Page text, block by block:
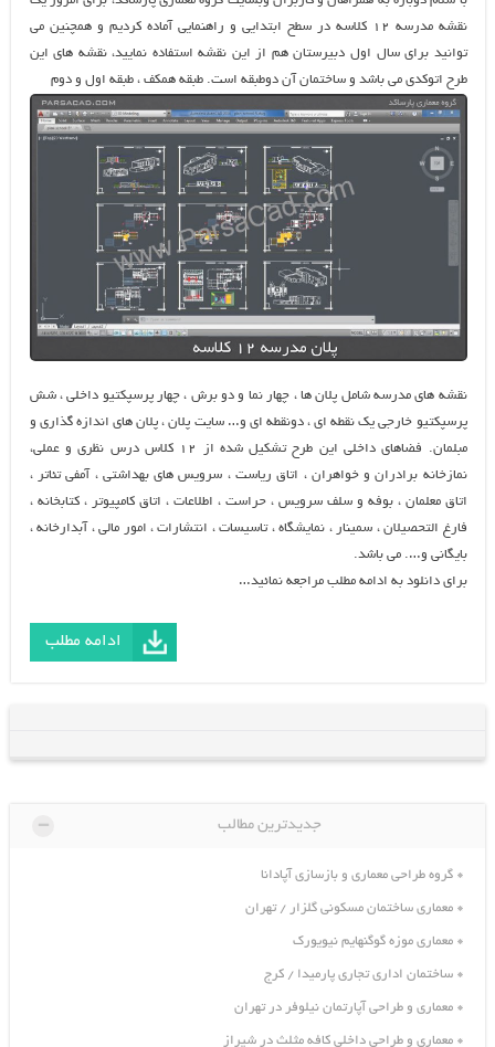
نقشه مدرسه ۱۲ کلاسه در سطح ابتدایی و راهنمایی آماده کردیم و همچنین می
توانید برای سال اول دبیرستان هم از این نقشه استفاده نمایید، نقشه های این
طرح اتوکدی می باشد و ساختمان آن دوطبقه است. طبقه همکف ، طبقه اول و دوم
نقشه های مدرسه شامل پلان ها ، چهار نما و دو برش ، چهار پرسپکتیو داخلی ، شش
پرسپکتیو خارجی یک نقطه ای ، دونقطه ای و… سایت پلان ، پلان های اندازه گذاری و
مبلمان. فضاهای داخلی این طرح تشکیل شده از ۱۲ کلاس درس نظری و عملی،
نمازخانه برادران و خواهران ، اتاق ریاست ، سرویس های بهداشتی ، آمفی تئاتر ،
اتاق معلمان ، بوفه و سلف سرویس ، حراست ، اطلاعات ، اتاق کامپیوتر ، کتابخانه ،
فارغ التحصیلان ، سمینار ، نمایشگاه ، تاسیسات ، انتشارات ، امور مالی ، آبدارخانه ،
بایگانی و…. می باشد.
برای دانلود به ادامه مطلب مراجعه نمائید…
ادامه مطلب
جدیدترین مطالب -
گروه طراحی معماری و بازسازی آپادانا
معماری ساختمان مسکونی گلزار / تهران
معماری موزه گوگنهایم نیویورک
ساختمان اداری تجاری پارمیدا / کرج
معماری و طراحی آپارتمان نیلوفر در تهران
معماری و طراحی داخلی کافه مثلث در شیراز